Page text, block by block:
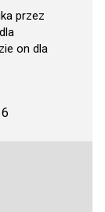
przez
on dla